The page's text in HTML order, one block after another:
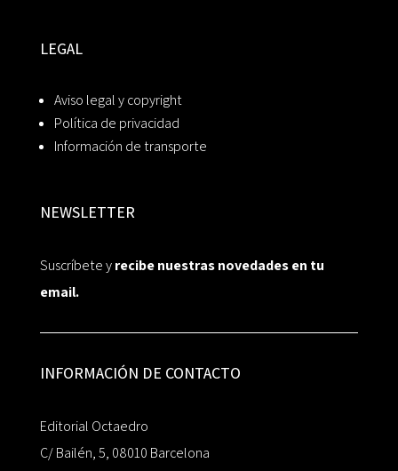
LEGAL
Aviso legal y copyright
Política de privacidad
Información de transporte
NEWSLETTER
Suscríbete yrecibe nuestras novedades en tu
email.
INFORMACIÓN DE CONTACTO
Editorial Octaedro
C/ Bailén, 5, 08010 Barcelona